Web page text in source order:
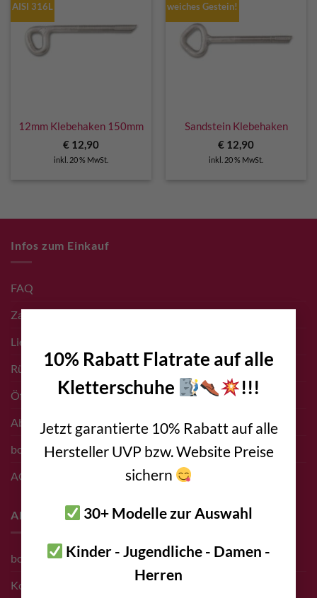
10% Rabatt Flatrate auf alle
Kletterschuhe
!!!
Jetzt garantierte 10% Rabatt auf alle
Hersteller UVP bzw. Website Preise
sichern
30+ Modelle zur Auswahl
Kinder - Jugendliche - Damen -
Herren
AISI 316L
12mm Klebehaken 150mm
€ 12,90
inkl. 20 % MwSt.
weiches Gestein!
Sandstein Klebehaken
€ 12,90
inkl. 20 % MwSt.
Infos zum Einkauf
FAQ
Zahlungsarten
Liefer- & Versand Infos
Rücksendungen
Öffnungszeiten Shop
Abholung vor Ort
bolting.eu Gutschein
AGB
About
bolting.eu Team
Kontakt